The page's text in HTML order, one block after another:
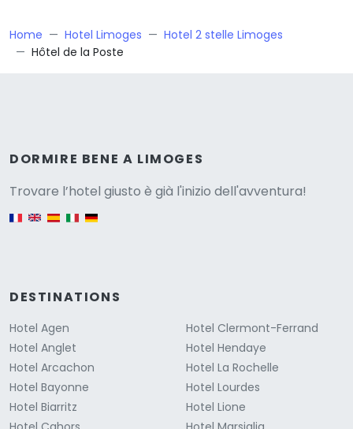
Home Hotel Limoges
Hotel 2 stelle Limoges
Hôtel de la Poste
DORMIRE BENE A LIMOGES
Trovare l’hotel giusto è già l'inizio dell'avventura!
English version
DESTINATIONS
Hotel Agen
Hotel Anglet
Hotel Arcachon
Hotel Bayonne
Hotel Biarritz
Hotel Clermont-Ferrand
Hotel Hendaye
Hotel La Rochelle
Hotel Lourdes
Hotel Lione